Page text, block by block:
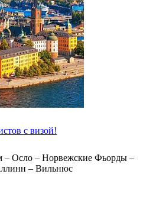
с визой!
– Осло – Норвежские Фьорды –
– Вильнюс